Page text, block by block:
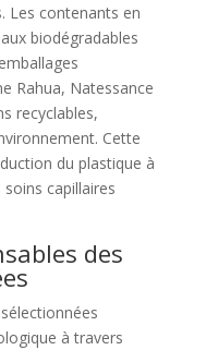
Les contenants en
biodégradables
Rahua, Natessance
recyclables,
Cette
du plastique à
capillaires
des
à travers